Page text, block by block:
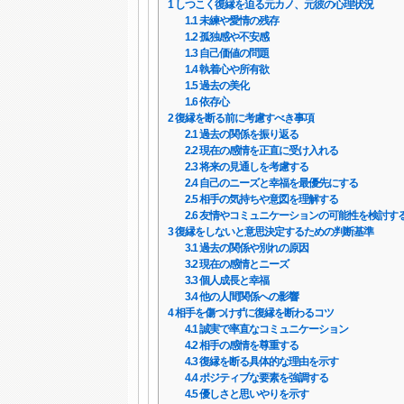
1しつこく復縁を迫る元カノ、元彼の心理状況
1.1未練や愛情の残存
1.2孤独感や不安感
1.3自己価値の問題
1.4執着心や所有欲
1.5過去の美化
1.6依存心
2復縁を断る前に考慮すべき事項
2.1過去の関係を振り返る
2.2現在の感情を正直に受け入れる
2.3将来の見通しを考慮する
2.4自己のニーズと幸福を最優先にする
2.5相手の気持ちや意図を理解する
2.6友情やコミュニケーションの可能性を検討す
3復縁をしないと意思決定するための判断基準
3.1過去の関係や別れの原因
3.2現在の感情とニーズ
3.3個人成長と幸福
3.4他の人間関係への影響
4相手を傷つけずに復縁を断わるコツ
4.1誠実で率直なコミュニケーション
4.2相手の感情を尊重する
4.3復縁を断る具体的な理由を示す
4.4ポジティブな要素を強調する
4.5優しさと思いやりを示す